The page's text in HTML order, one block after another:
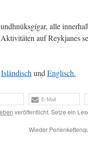
alle
auf Reykjanes
Isländisch und Englisch.
E-Mail
veröffentlicht. Setze ein
Wieder